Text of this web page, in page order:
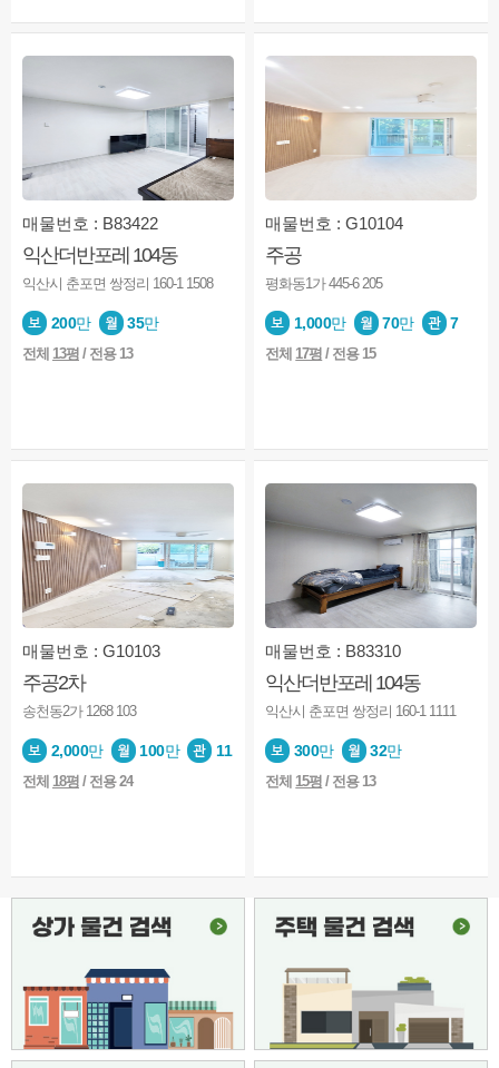
매물번호 : B83422
익산더반포레 104동
익산시 춘포면 쌍정리 160-1 1508
200만 35만
전체 13평 / 전용 13
매물번호 : G10104
주공
평화동1가 445-6 205
1,000만 70만 7
전체 17평 / 전용 15
매물번호 : G10103
주공2차
송천동2가 1268 103
2,000만 100만 11
전체 18평 / 전용 24
매물번호 : B83310
익산더반포레 104동
익산시 춘포면 쌍정리 160-1 1111
300만 32만
전체 15평 / 전용 13
상담완료 안녕하세요 매물보고 연락드립니다 고양이 한마리 키우고
상담완료 매물볼수있나요?
상담완료 안녕하세요 혹시 4개월 단기 계약이 가능할까요?? 2026-08-06
혹시 전세로 전환은 안되겠죠?
상담완료 2026-08-04
상담완료 안녕하세요. 8월 8일 토요일에 집을 볼수 있을까요? 2026-08-04